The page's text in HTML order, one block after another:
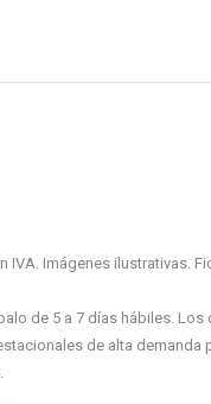
IVA. Imágenes ilustrativas.
de 5 a 7 días hábiles.
de alta demanda